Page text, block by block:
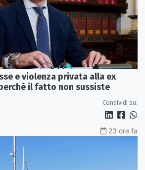
e violenza privata alla ex
il fatto non sussiste
Condividi su:
23 ore fa